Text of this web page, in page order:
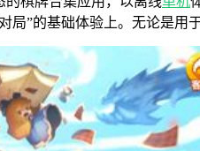
局”的基础体验上。无论是